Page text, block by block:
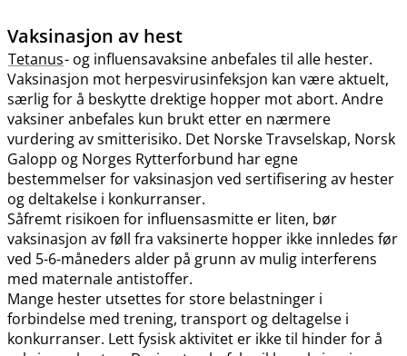
Vaksinasjon av hest
Tetanus- og influensavaksine anbefales til alle hester.
Vaksinasjon mot herpesvirusinfeksjon kan være aktuelt,
særlig for å beskytte drektige hopper mot abort. Andre
vaksiner anbefales kun brukt etter en nærmere
vurdering av smitterisiko. Det Norske Travselskap, Norsk
Galopp og Norges Rytterforbund har egne
bestemmelser for vaksinasjon ved sertifisering av hester
og deltakelse i konkurranser.
Såfremt risikoen for influensasmitte er liten, bør
vaksinasjon av føll fra vaksinerte hopper ikke innledes før
ved 5-6-måneders alder på grunn av mulig interferens
med maternale antistoffer.
Mange hester utsettes for store belastninger i
forbindelse med trening, transport og deltagelse i
konkurranser. Lett fysisk aktivitet er ikke til hinder for å